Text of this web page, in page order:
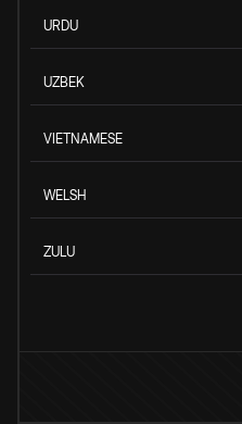
URDU
UZBEK
VIETNAMESE
WELSH
ZULU